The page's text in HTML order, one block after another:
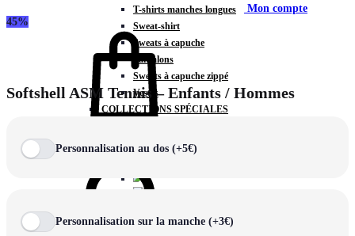
T-shirts manches longues
Sweat-shirt
Sweats à capuche
Pantalons
Sweats à capuche zippé
Vestes
COLLECTIONS SPÉCIALES
Mon compte
45%
Softshell ASM Tennis – Enfants / Hommes
Personnalisation au dos (+5€)
Personnalisation sur la manche (+3€)